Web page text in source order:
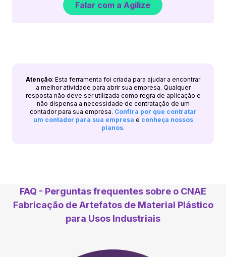
Falar com a Agilize
Atenção: Esta ferramenta foi criada para ajudar a encontrar
a melhor atividade para abrir sua empresa. Qualquer
resposta não deve ser utilizada como regra de aplicação e
não dispensa a necessidade de contratação de um
contador para sua empresa. Confira por que contratar
um contador para sua empresa e conheça nossos
planos.
FAQ - Perguntas frequentes sobre o CNAE
Fabricação de Artefatos de Material Plástico
para Usos Industriais